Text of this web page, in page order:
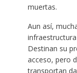
muertas.
Aun así,
Destinan su
acceso, pero
transportan